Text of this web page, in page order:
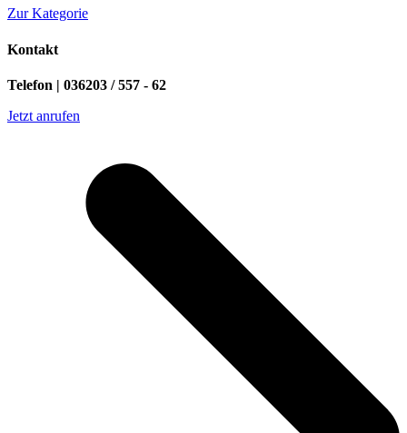
Zur Kategorie
Kontakt
Telefon | 036203 / 557 - 62
Jetzt anrufen